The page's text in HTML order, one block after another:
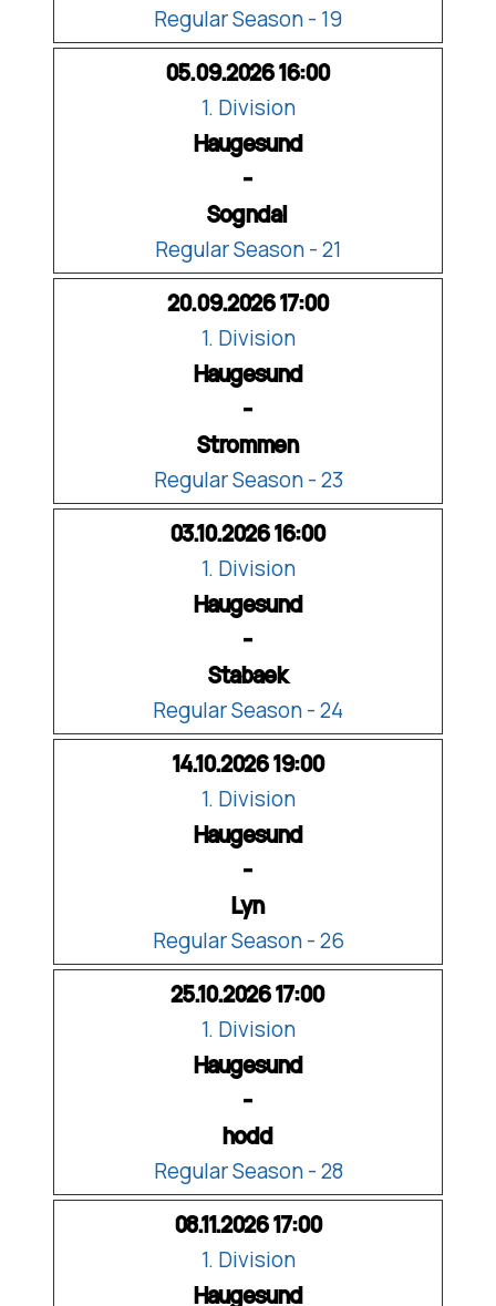
Regular Season - 19
05.09.2026 16:00
1. Division
Haugesund
-
Sogndal
Regular Season - 21
20.09.2026 17:00
1. Division
Haugesund
-
Strommen
Regular Season - 23
03.10.2026 16:00
1. Division
Haugesund
-
Stabaek
Regular Season - 24
14.10.2026 19:00
1. Division
Haugesund
-
Lyn
Regular Season - 26
25.10.2026 17:00
1. Division
Haugesund
-
hodd
Regular Season - 28
08.11.2026 17:00
1. Division
Haugesund